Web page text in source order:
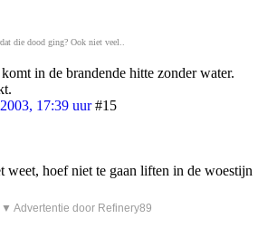
die dood ging? Ook niet veel..
in de brandende hitte zonder water.
17:39 uur #15
weet, hoef niet te gaan liften in de woestijn
▼ Advertentie door Refinery89